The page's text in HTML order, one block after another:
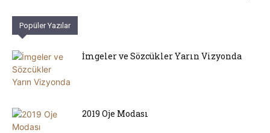
Popüler Yazılar
İmgeler ve Sözcükler Yarın Vizyonda
2019 Oje Modası